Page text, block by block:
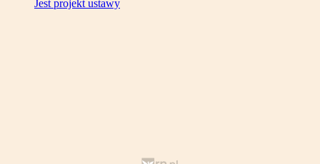
Jest projekt ustawy